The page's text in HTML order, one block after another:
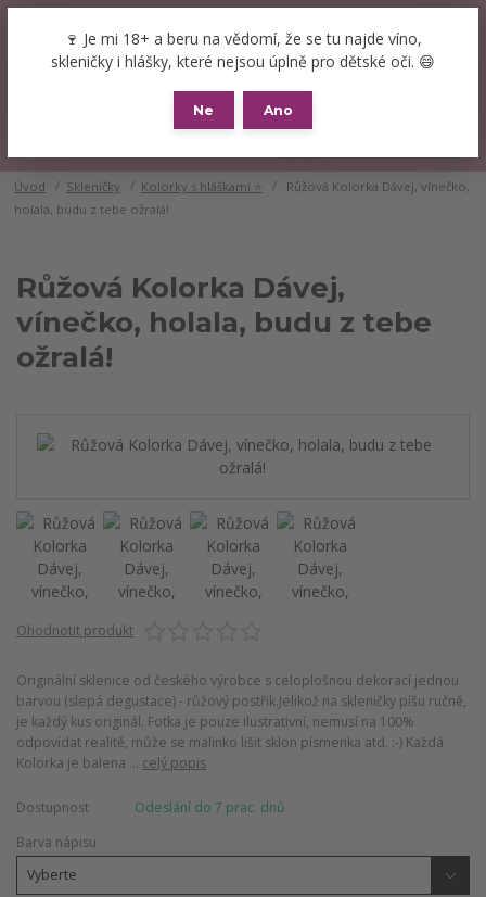
🍷 Je mi 18+ a beru na vědomí, že se tu najde víno,
skleničky i hlášky, které nejsou úplně pro dětské oči. 😄
Ne
Ano
0 Kč
Úvod Skleničky Kolorky s hláškami ⭐
Růžová Kolorka Dávej, vínečko,
holala, budu z tebe ožralá!
Růžová Kolorka Dávej,
vínečko, holala, budu z tebe
ožralá!
Ohodnotit produkt
Originální sklenice od českého výrobce s celoplošnou dekorací jednou
barvou (slepá degustace) - růžový postřik.Jelikož na skleničky píšu ručně,
je každý kus originál. Fotka je pouze ilustrativní, nemusí na 100%
odpovídat realitě, může se malinko lišit sklon písmenka atd. :-) Každá
Kolorka je balena ... celý popis
Dostupnost
Odeslání do 7 prac. dnů
Barva nápisu